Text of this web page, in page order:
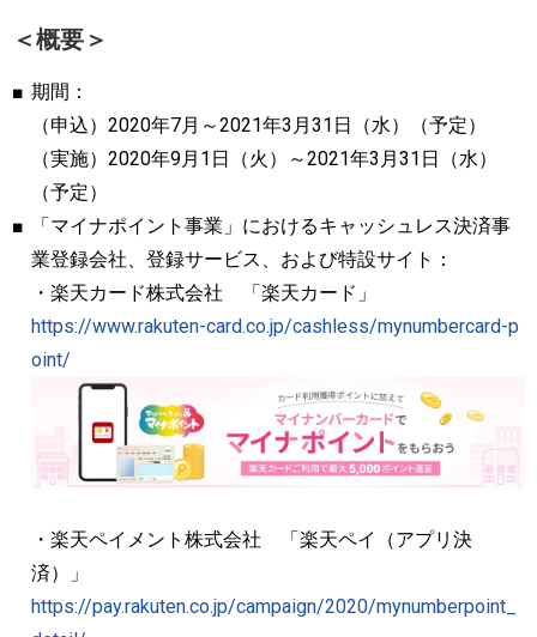
＜概要＞
期間：
（申込）2020年7月～2021年3月31日（水）（予定）
（実施）2020年9月1日（火）～2021年3月31日（水）
（予定）
「マイナポイント事業」におけるキャッシュレス決済事
業登録会社、登録サービス、および特設サイト：
・楽天カード株式会社 「楽天カード」
https://www.rakuten-card.co.jp/cashless/mynumbercard-p
oint/
・楽天ペイメント株式会社 「楽天ペイ（アプリ決
済）」
https://pay.rakuten.co.jp/campaign/2020/mynumberpoint_